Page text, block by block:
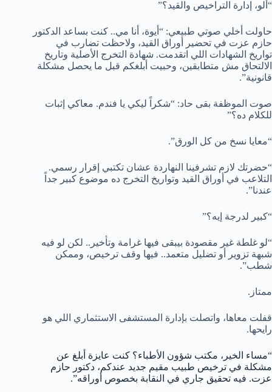
“ألو، إدارة التراخيص والقيد؟”
حاولت أخلي صوتي طبيعي: “أيوة، أنا مي.. كنت بساعد الدكتور
حازم عزت في تحضير أوراق القيد، ولاحظت تضارب في
تواريخ الشهادات اللي اتقدمت. شهادة التخرج الأصلية وتاريخ
الالتحاق مش متطابقين، وحبيت أبلغكم قبل ما يحصل مشكلة
قانونية”.
صوت الموظفة بقى حاد: “شكراً ليكي يا فندم. معاكي إثبات
للكلام ده؟”
“معايا نسخ من كل الورق”.
“حضرتك لازم تشرفينا النهاردة عشان تكتبي إقرار رسمي.
التلاعب في أوراق القيد وتواريخ التخرج ده موضوع كبير جداً
عندنا”.
“كبير لدرجة إيه؟”
“لو غلطة غير مقصودة بيبقى فيها غرامة وتأخير.. لكن لو فيه
شبهة تزوير أو تضليل متعمد.. فيها وقف ترخيص، وممكن
شطب”.
ممتاز.
قفلت معاها، واتصلت بإدارة المستشفى الاستثماري اللي هو
رايحها.
“مساء الخير، مكتب شؤون الأطباء؟ كنت عايزة أبلغ عن
مشكلة في ترخيص طبيب مقيم جديد عندكم، دكتور حازم
عزت. فيه تحقيق جاري في النقابة بخصوص أوراقه”.